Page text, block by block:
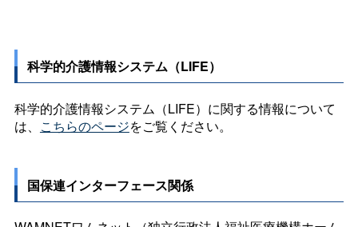
科学的介護情報システム（LIFE）
科学的介護情報システム（LIFE）に関する情報について
は、 こちらのページをご覧ください。
国保連インターフェース関係